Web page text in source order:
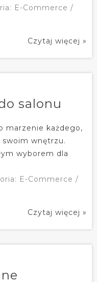
E-Commerce /
Czytaj więcej »
salonu
marzenie każdego,
wnętrzu.
wyborem dla
E-Commerce /
Czytaj więcej »